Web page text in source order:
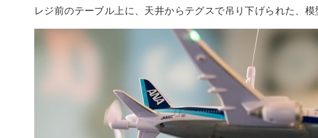
レジ前のテーブル上に、天井からテグスで吊り下げられた、模